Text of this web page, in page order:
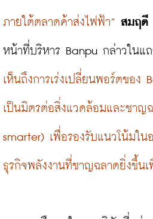
ภายใต้ตลาดค้าส่งไฟฟ้า” สมฤดี
หน้าที่บริหาร Banpu กล่าวในแ
เห็นถึงการเร่งเปลี่ยนพอร์ตของ
เป็นมิตรต่อสิ่งแวดล้อมและชาญ
smarter) เพื่อรองรับแนวโน้มใน
ธุรกิจพลังงานที่ชาญฉลาดยิ่งขึ้นเ